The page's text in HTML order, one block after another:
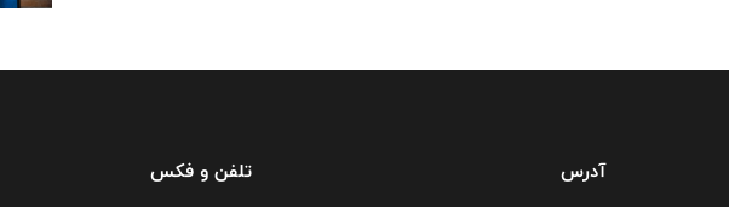
آدرس تلفن و فکس